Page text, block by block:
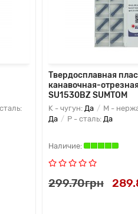
Твердосплавная
канавочная-
SU1530BZ SUMTOM
K - чугун: Да
M -
Да
P - сталь: Да
299.70грн